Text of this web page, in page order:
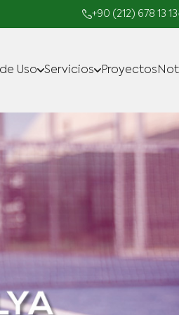
+90 (212) 678 13 13
Uso Servicios
Proyectos
Proyectos